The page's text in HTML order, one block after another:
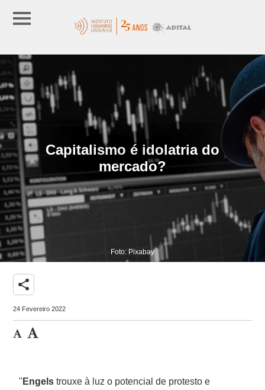
Capitalismo é idolatria do
mercado?
Foto: Pixabay
share
24 Fevereiro 2022
" Engels trouxe à luz o potencial de protesto e